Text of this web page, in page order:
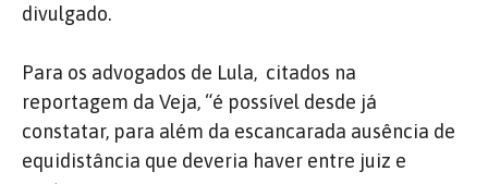
divulgado.
Para os advogados de Lula, citados na
reportagem da Veja, “é possível desde já
constatar, para além da escancarada ausência de
equidistância que deveria haver entre juiz e